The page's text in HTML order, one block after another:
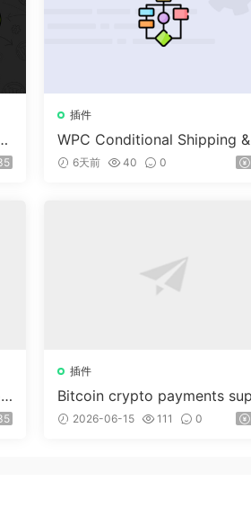
插件
WPC Conditional Shipping
ayments (Premium) v1.0.2
6天前 40 0
插件
Bitcoin crypto payments
ort for CryptoPay v1.4.3
2026-06-15 111 0